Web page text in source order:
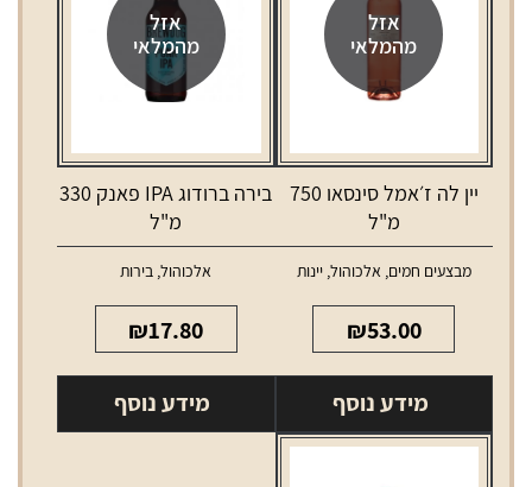
אזל
מהמלאי
יין לה ז׳אמל סינסאו 750
מ"ל
מבצעים חמים, אלכוהול,יינות
₪53.00
מידע נוסף
אזל
מהמלאי
בירה ברודוג IPA פאנק 330
מ"ל
אלכוהול, בירות
₪17.80
מידע נוסף